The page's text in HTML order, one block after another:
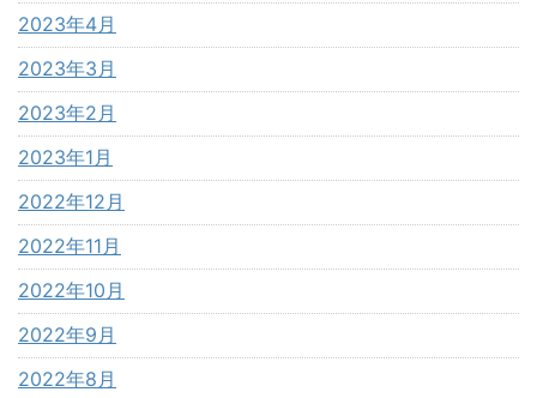
2023年4月
2023年3月
2023年2月
2023年1月
2022年12月
2022年11月
2022年10月
2022年9月
2022年8月